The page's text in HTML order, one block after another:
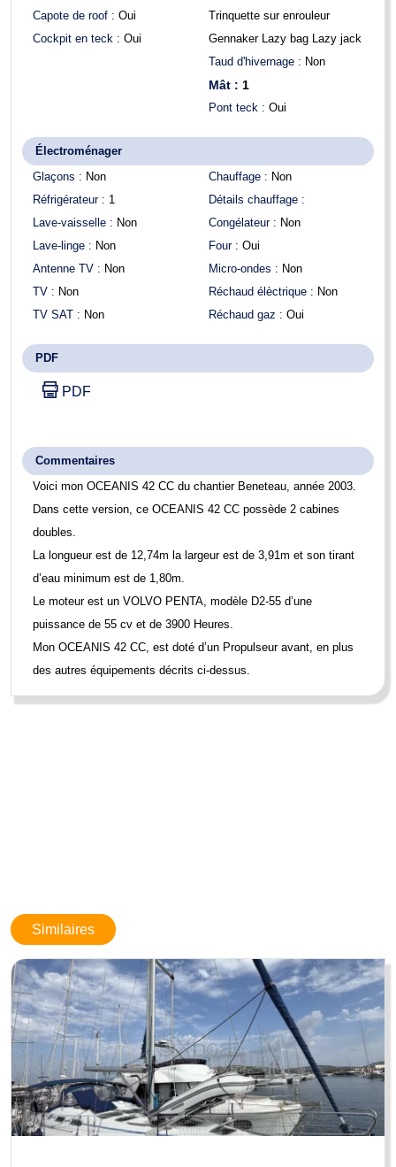
Capote de roof : Oui
Cockpit en teck : Oui
Trinquette sur enrouleur
Gennaker Lazy bag Lazy jack
Taud d'hivernage : Non
Mât : 1
Pont teck : Oui
Électroménager
Glaçons : Non
Réfrigérateur : 1
Lave-vaisselle : Non
Lave-linge : Non
Antenne TV : Non
TV : Non
TV SAT : Non
Chauffage : Non
Détails chauffage :
Congélateur : Non
Four : Oui
Micro-ondes : Non
Réchaud élèctrique : Non
Réchaud gaz : Oui
PDF
PDF
Commentaires
Voici mon OCEANIS 42 CC du chantier Beneteau, année 2003.
Dans cette version, ce OCEANIS 42 CC possède 2 cabines
doubles.
La longueur est de 12,74m la largeur est de 3,91m et son tirant
d’eau minimum est de 1,80m.
Le moteur est un VOLVO PENTA, modèle D2-55 d’une
puissance de 55 cv et de 3900 Heures.
Mon OCEANIS 42 CC, est doté d’un Propulseur avant, en plus
des autres équipements décrits ci-dessus.
Similaires